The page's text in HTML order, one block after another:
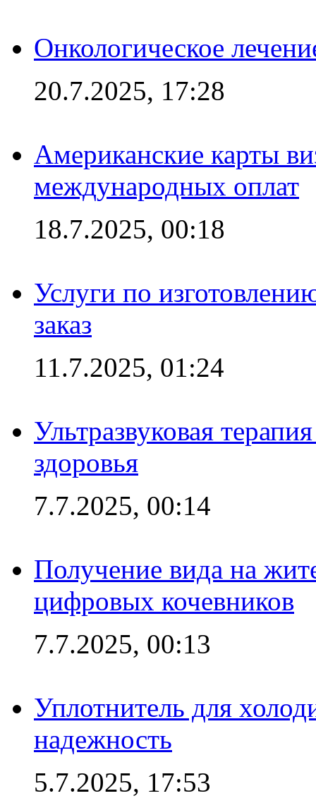
Онкологическое
20.7.2025, 17:28
Американские карты
международных оплат
18.7.2025, 00:18
Услуги по
заказ
11.7.2025, 01:24
Ультразвуковая
здоровья
7.7.2025, 00:14
Получение вида на
цифровых кочевников
7.7.2025, 00:13
Уплотнитель для
надежность
5.7.2025, 17:53